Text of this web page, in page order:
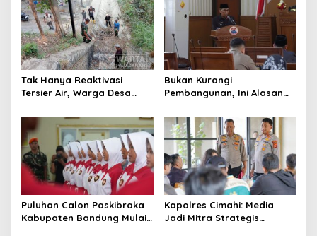
Tak Hanya Reaktivasi
Tersier Air, Warga Desa
Alternatif di Padalarang
Bukan Kurangi
Pembangunan, Ini Alasan
Pengurangan Belanja
Daerah
Puluhan Calon Paskibraka
Kabupaten Bandung Mulai
Kapolres Cimahi: Media
Jadi Mitra Strategis